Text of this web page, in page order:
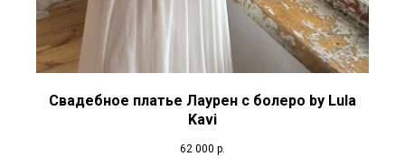
Свадебное платье Лаурен с болеро by Lula
Kavi
62 000 р.